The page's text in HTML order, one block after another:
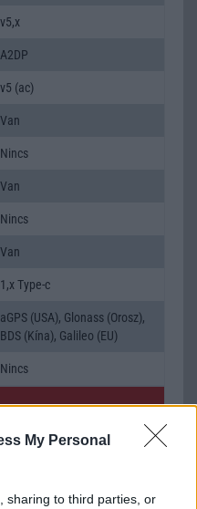
My Personal
sharing to third parties, or
v5,x
A2DP
v5 (ac)
Van
Nincs
Van
Nincs
Van
1,x Type-c
aGPS (USA), Glonass (Orosz),
BDS (Kína), Galileo (EU)
Nincs
Li-Polimer